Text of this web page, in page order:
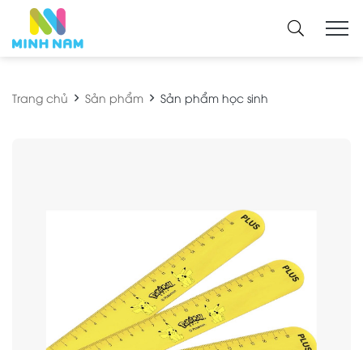
Trang chủ Sản phẩm Sản phẩm học sinh